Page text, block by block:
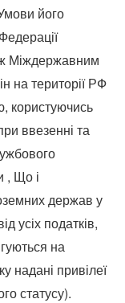
його
Міждержавним
на території РФ
користуючись
ввезенні та
, Що і
держав у
усіх податків,
на
надані привілеї
статусу).